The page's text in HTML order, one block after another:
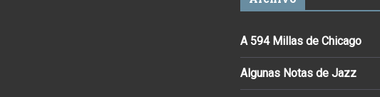
A 594 Millas de Chicago
Algunas Notas de Jazz